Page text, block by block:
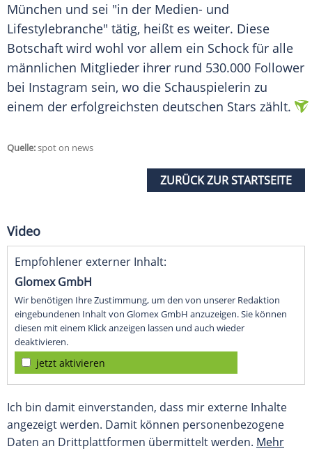
München und sei "in der Medien- und
Lifestylebranche" tätig, heißt es weiter. Diese
Botschaft wird wohl vor allem ein Schock für alle
männlichen Mitglieder ihrer rund 530.000 Follower
bei Instagram sein, wo die Schauspielerin zu
einem der erfolgreichsten deutschen Stars zählt.
Quelle:spot on news
ZURÜCK ZUR STARTSEITE
Video
Empfohlener externer Inhalt:
Glomex GmbH
Wir benötigen Ihre Zustimmung, um den von unserer Redaktion
eingebundenen Inhalt von Glomex GmbH anzuzeigen. Sie können
diesen mit einem Klick anzeigen lassen und auch wieder
deaktivieren.
jetzt aktivieren
Ich bin damit einverstanden, dass mir externe Inhalte
angezeigt werden. Damit können personenbezogene
Daten an Drittplattformen übermittelt werden. Mehr